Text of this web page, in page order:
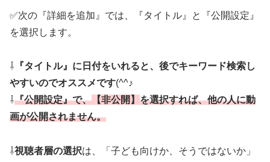
✅次の『詳細を追加』では、『タイトル』と『公開設定』
を選択します。
⇩ 『タイトル』に日付をいれると、後でキーワード検索し
やすいのでオススメです(^^♪
⇩『公開設定』で、 【非公開】 を選択すれば、他の人に動
画が公開されません。
⇩視聴者層の選択は、「子ども向けか、そうではないか」